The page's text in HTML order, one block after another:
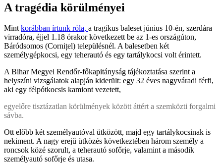
A tragédia körülményei
Mintkorábban írtunk róla, a tragikus baleset június 10-én, szerdára
virradóra, éjjel 1.18 órakor következett be az 1-es országúton,
Báródsomos (Cornițel) településnél. A balesetben két
személygépkocsi, egy teherautó és egy tartálykocsi volt érintett.
A Bihar Megyei Rendőr-főkapitányság tájékoztatása szerint a
helyszíni vizsgálatok alapján kiderült: egy 32 éves nagyváradi férfi,
aki egy félpótkocsis kamiont vezetett,
egyelőre tisztázatlan körülmények között áttért a szemközti forgalmi
sávba.
Ott előbb két személyautóval ütközött, majd egy tartálykocsinak is
nekiment. A nagy erejű ütközés következtében három személy a
roncsok közé szorult, a teherautó sofőrje, valamint a második
személyautó sofőrje és utasa.